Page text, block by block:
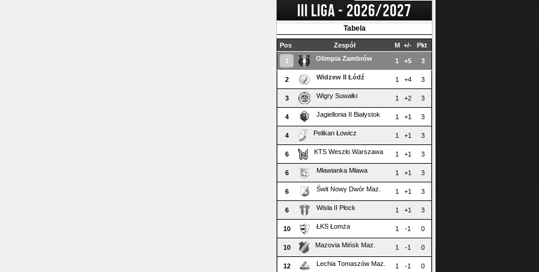
III LIGA - 2026/2027
Tabela
Pos Zespół M +/- Pkt
1 Olimpia Zambrów 1 +5 3
2 Widzew II Łódź 1 +4 3
3 Wigry Suwałki 1 +2 3
4 Jagiellonia II Białystok 1 +1 3
4 Pelikan Łowicz 1 +1 3
6 KTS Weszło Warszawa 1 +1 3
6 Mławianka Mława 1 +1 3
6 Świt Nowy Dwór Maz. 1 +1 3
6 Wisła II Płock 1 +1 3
10 ŁKS Łomża 1 -1 0
10 Mazovia Mińsk Maz. 1 -1 0
12 Lechia Tomaszów Maz. 1 -1 0